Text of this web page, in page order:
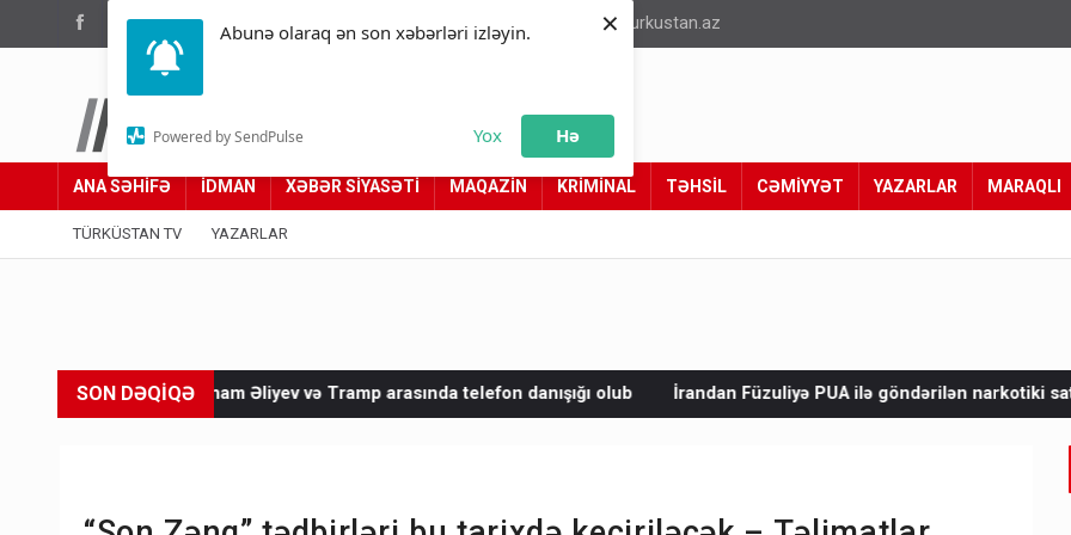
Abunə olaraq ən son xəbərləri izləyin.
Powered by SendPulse Yox Hə
×
(012) 449 94 05 info@turkustan.az
Türküstan.az
Adımız yolumuzdur
ANA SƏHİFƏ İDMAN XƏBƏR SİYASƏTİ MAQAZİN KRİMİNAL TƏHSİL CƏMİYYƏT YAZARLAR MARAQLI
TÜRKÜSTAN TV YAZARLAR
SON DƏQİQƏ
Əliyev və Tramp arasında telefon danışığı olub İrandan Füzuliyə PUA ilə göndərilən narkotiki satmaq istəyirdilər -